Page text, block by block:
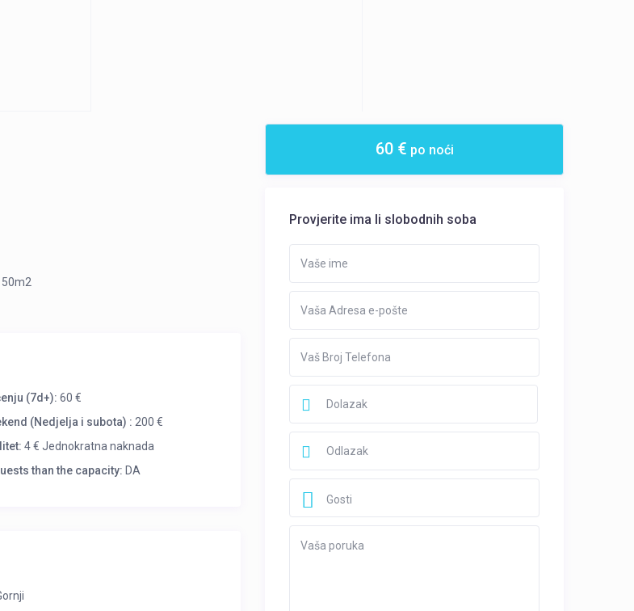
(7d+): 60 €
(Nedjelja i subota) : 200 €
4 € Jednokratna naknada
than the capacity: DA
60 € po noći
Provjerite ima li slobodnih soba
Gosti